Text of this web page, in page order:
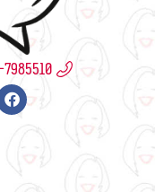
‏052-7985510